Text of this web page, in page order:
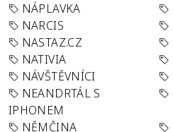
NÁPLAVKA
NARCIS
NASTAZ.CZ
NATIVIA
NÁVŠTĚVNÍCI
NEANDRTÁL S
IPHONEM
NĚMČINA